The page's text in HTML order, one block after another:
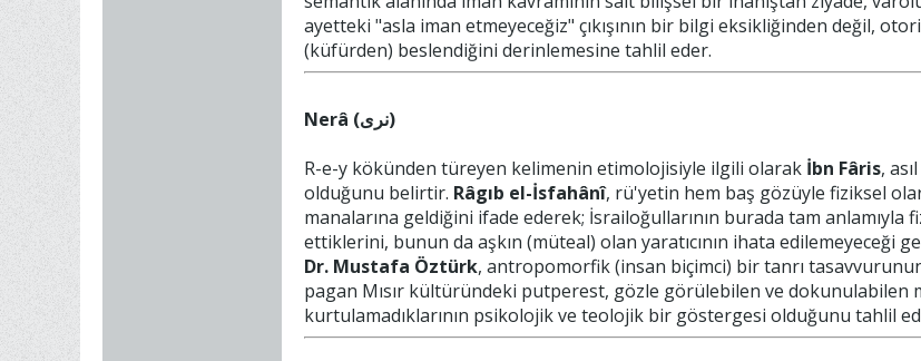
ayetteki "asla iman etmeyeceğiz" çıkışının bir bilgi eksikliğinden değil,
(küfürden) beslendiğini derinlemesine tahlil eder.
Nerâ (نرى)
R-e-y kökünden türeyen kelimenin etimolojisiyle ilgili olarak İbn Fâris,
olduğunu belirtir. Râgıb el-İsfahânî, rü'yetin hem baş gözüyle fiziksel
manalarına geldiğini ifade ederek; İsrailoğullarının burada tam
ettiklerini, bunun da aşkın (müteal) olan yaratıcının ihata edilemeyeceği
Dr. Mustafa Öztürk, antropomorfik (insan biçimci) bir tanrı
pagan Mısır kültüründeki putperest, gözle görülebilen ve dokunulabilen
kurtulamadıklarının psikolojik ve teolojik bir göstergesi olduğunu tahlil